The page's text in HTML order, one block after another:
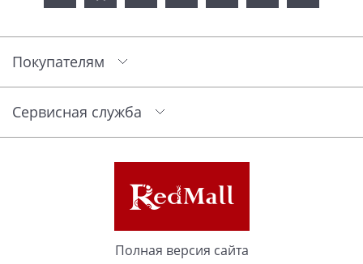
Покупателям
Сервисная служба
Полная версия сайта